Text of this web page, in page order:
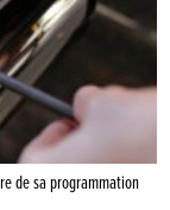
de sa programmation